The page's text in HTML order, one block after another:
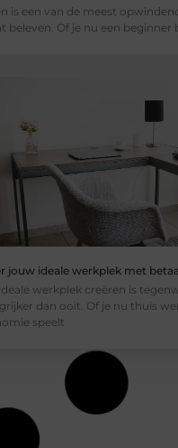
is een van de meest
beleven. Of je nu een beginner
jouw ideale werkplek met
werkplek creëren is
dan ooit. Of je nu thuis
speelt